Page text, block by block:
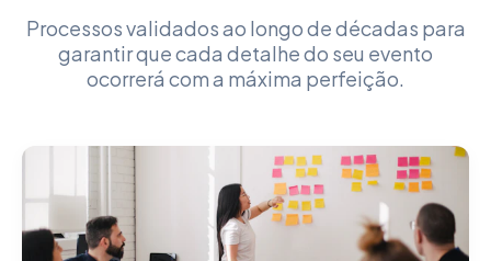
Processos validados ao longo de décadas para
garantir que cada detalhe do seu evento
ocorrerá com a máxima perfeição.